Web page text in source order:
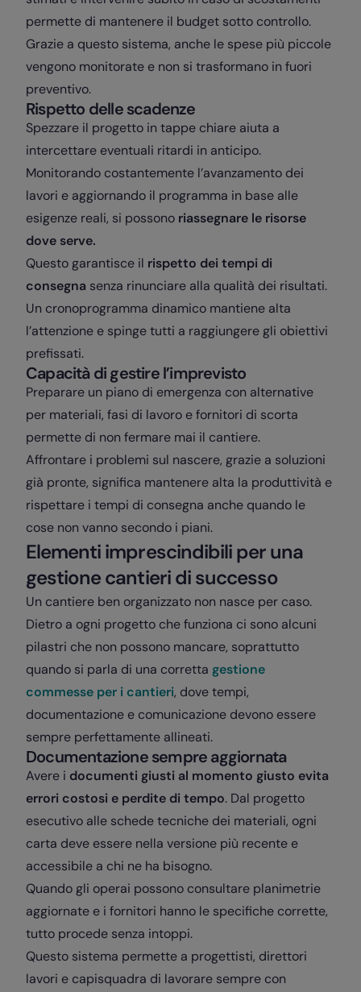
permette di mantenere il budget sotto controllo.
Grazie a questo sistema, anche le spese più piccole
vengono monitorate e non si trasformano in fuori
preventivo.
Rispetto delle scadenze
Spezzare il progetto in tappe chiare aiuta a
intercettare eventuali ritardi in anticipo.
Monitorando costantemente l’avanzamento dei
lavori e aggiornando il programma in base alle
esigenze reali, si possono riassegnare le risorse
dove serve.
Questo garantisce il rispetto dei tempi di
consegna senza rinunciare alla qualità dei risultati.
Un cronoprogramma dinamico mantiene alta
l’attenzione e spinge tutti a raggiungere gli obiettivi
prefissati.
Capacità di gestire l’imprevisto
Preparare un piano di emergenza con alternative
per materiali, fasi di lavoro e fornitori di scorta
permette di non fermare mai il cantiere.
Affrontare i problemi sul nascere, grazie a soluzioni
già pronte, significa mantenere alta la produttività e
rispettare i tempi di consegna anche quando le
cose non vanno secondo i piani.
Elementi imprescindibili per una
gestione cantieri di successo
Un cantiere ben organizzato non nasce per caso.
Dietro a ogni progetto che funziona ci sono alcuni
pilastri che non possono mancare, soprattutto
quando si parla di una corretta gestione
commesse per i cantieri, dove tempi,
documentazione e comunicazione devono essere
sempre perfettamente allineati.
Documentazione sempre aggiornata
Avere i documenti giusti al momento giusto evita
errori costosi e perdite di tempo. Dal progetto
esecutivo alle schede tecniche dei materiali, ogni
carta deve essere nella versione più recente e
accessibile a chi ne ha bisogno.
Quando gli operai possono consultare planimetrie
aggiornate e i fornitori hanno le specifiche corrette,
tutto procede senza intoppi.
Questo sistema permette a progettisti, direttori
lavori e capisquadra di lavorare sempre con